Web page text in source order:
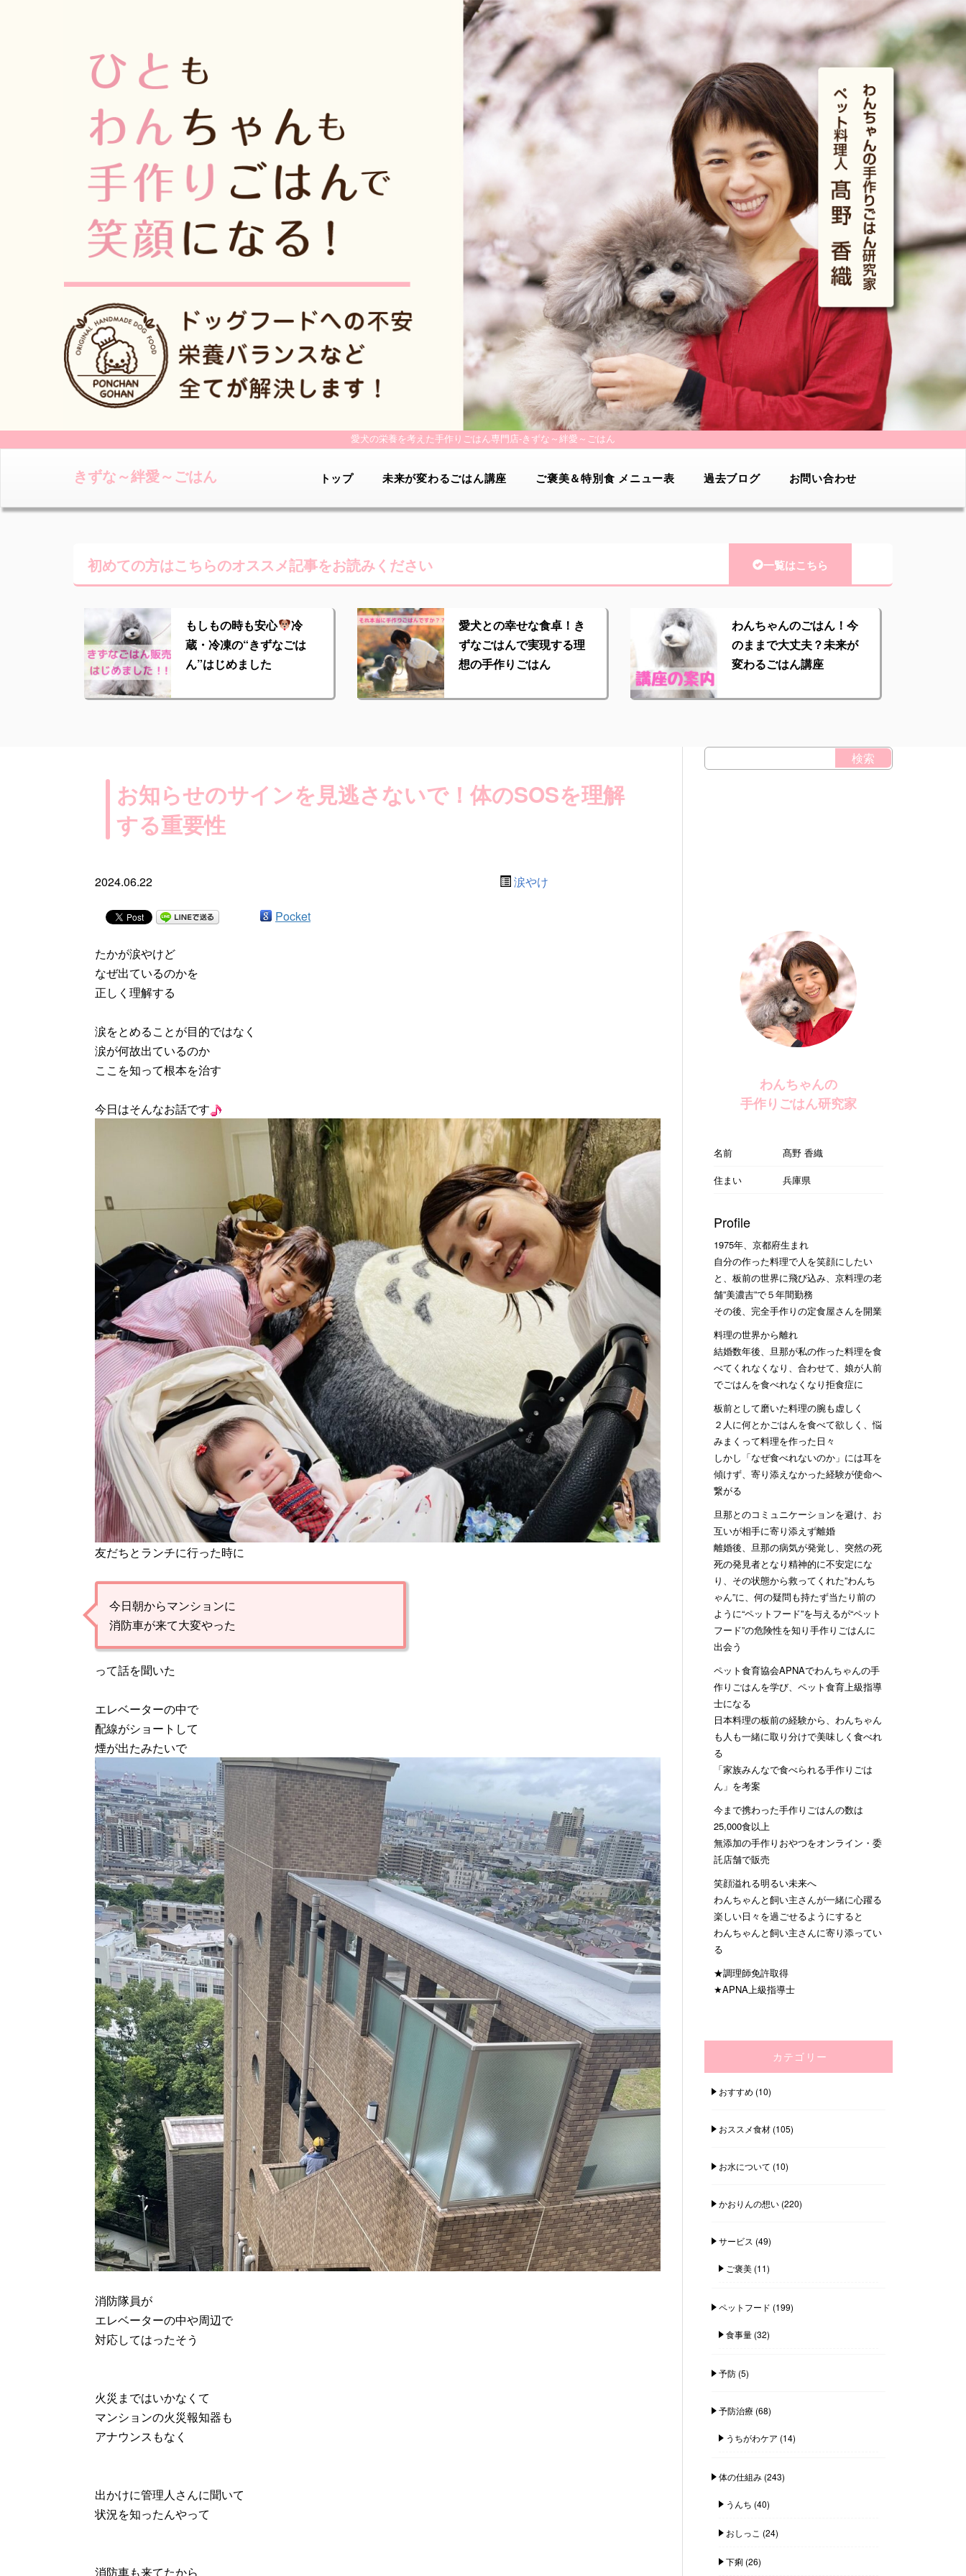
愛犬の栄養を考えた手作りごはん専門店-きずな～絆愛～ごはん
きずな～絆愛～ごはん トップ 未来が変わるごはん講座 ご褒美＆特別食 メニュー表 過去ブログ お問い合わせ
初めての方はこちらのオススメ記事をお読みください 一覧はこちら
もしもの時も安心
冷
蔵・冷凍の“きずなごは
ん”はじめました
愛犬との幸せな食卓！き
ずなごはんで実現する理
想の手作りごはん
わんちゃんのごはん！今
のままで大丈夫？未来が
変わるごはん講座
お知らせのサインを見逃さないで！体のSOSを理解
する重要性
2024.06.22 涙やけ
Pocket
たかが涙やけど
なぜ出ているのかを
正しく理解する
涙をとめることが目的ではなく
涙が何故出ているのか
ここを知って根本を治す
今日はそんなお話です
友だちとランチに行った時に
今日朝からマンションに
消防車が来て大変やった
って話を聞いた
エレベーターの中で
配線がショートして
煙が出たみたいで
消防隊員が
エレベーターの中や周辺で
対応してはったそう
火災まではいかなくて
マンションの火災報知器も
アナウンスもなく
出かけに管理人さんに聞いて
状況を知ったんやって
消防車も来てたから
わんちゃんの
手作りごはん研究家
名前
髙野 香織
住まい
兵庫県
Profile
1975年、京都府生まれ
自分の作った料理で人を笑顔にしたい
と、板前の世界に飛び込み、京料理の老
舗”美濃吉”で５年間勤務
その後、完全手作りの定食屋さんを開業
料理の世界から離れ
結婚数年後、旦那が私の作った料理を食
べてくれなくなり、合わせて、娘が人前
でごはんを食べれなくなり拒食症に
板前として磨いた料理の腕も虚しく
２人に何とかごはんを食べて欲しく、悩
みまくって料理を作った日々
しかし「なぜ食べれないのか」には耳を
傾けず、寄り添えなかった経験が使命へ
繋がる
旦那とのコミュニケーションを避け、お
互いが相手に寄り添えず離婚
離婚後、旦那の病気が発覚し、突然の死
死の発見者となり精神的に不安定にな
り、その状態から救ってくれた”わんち
ゃん”に、何の疑問も持たず当たり前の
ように“ペットフード”を与えるが“ペット
フード”の危険性を知り手作りごはんに
出会う
ペット食育協会APNAでわんちゃんの手
作りごはんを学び、ペット食育上級指導
士になる
日本料理の板前の経験から、わんちゃん
も人も一緒に取り分けで美味しく食べれ
る
「家族みんなで食べられる手作りごは
ん」を考案
今まで携わった手作りごはんの数は
25,000食以上
無添加の手作りおやつをオンライン・委
託店舗で販売
笑顔溢れる明るい未来へ
わんちゃんと飼い主さんが一緒に心躍る
楽しい日々を過ごせるようにすると
わんちゃんと飼い主さんに寄り添ってい
る
★調理師免許取得
★APNA上級指導士
カテゴリー
おすすめ (10)
おススメ食材(105)
お水について (10)
かおりんの想い(220)
サービス (49)
ご褒美(11)
ペットフード (199)
食事量(32)
予防(5)
予防治療(68)
うちがわケア (14)
体の仕組み(243)
うんち (40)
おしっこ (24)
下痢 (26)